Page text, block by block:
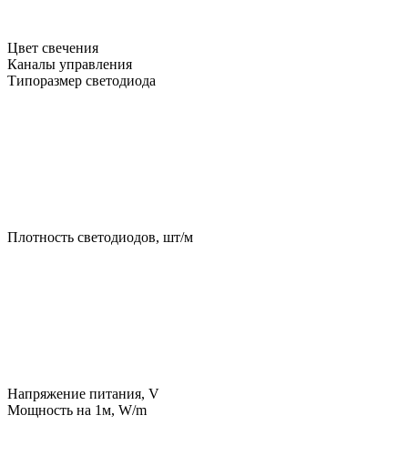
Цвет свечения
Каналы управления
Типоразмер светодиода
Плотность светодиодов, шт/м
Напряжение питания, V
Мощность на 1м, W/m